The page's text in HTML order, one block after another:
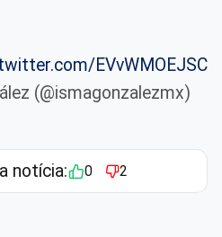
EVvWMOEJSC
(@ismagonzalezmx)
notícia: 0 2